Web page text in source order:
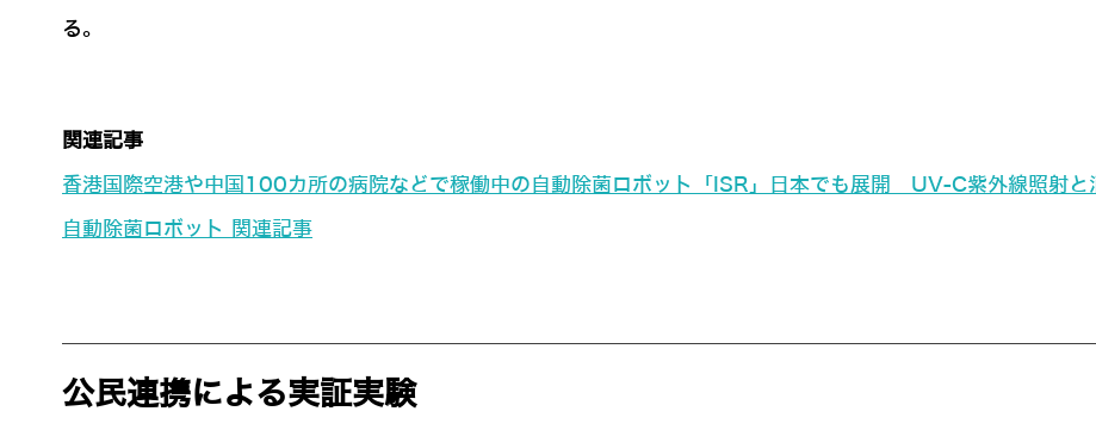
る。
関連記事
香港国際空港や中国100カ所の病院などで稼働中の自動除菌ロボット「ISR」日本でも展開 UV-C紫外線照射と
自動除菌ロボット 関連記事
公民連携による実証実験